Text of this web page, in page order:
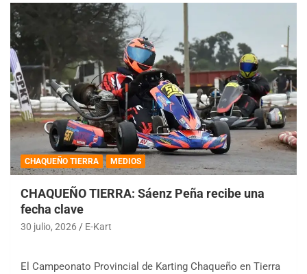
CHAQUEÑO TIERRA MEDIOS
CHAQUEÑO TIERRA: Sáenz Peña recibe una
fecha clave
30 julio, 2026 E-Kart
El Campeonato Provincial de Karting Chaqueño en Tierra